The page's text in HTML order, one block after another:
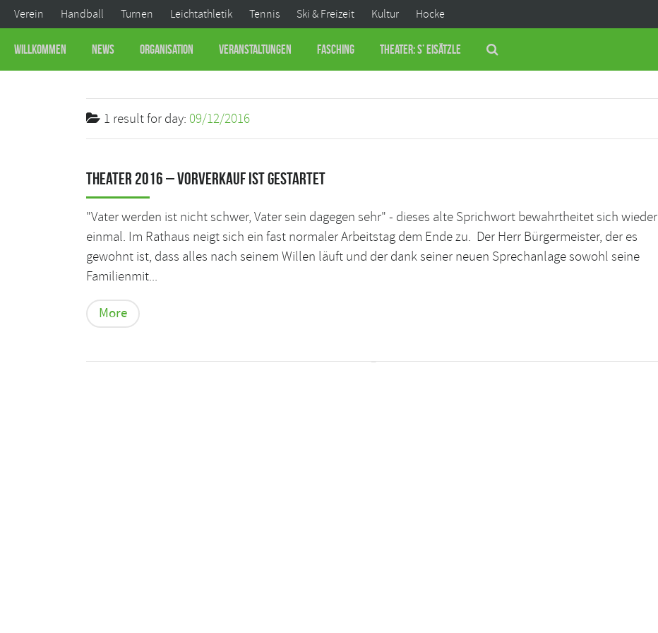
Verein Handball Turnen Leichtathletik Tennis Ski & Freizeit Kultur Hocke
Willkommen News Organisation Veranstaltungen Fasching Theater: S’ Eisätzle
1 result for day: 09/12/2016
Theater 2016 – Vorverkauf ist gestartet
"Vater werden ist nicht schwer, Vater sein dagegen sehr" - dieses alte Sprichwort bewahrtheitet sich wieder
einmal. Im Rathaus neigt sich ein fast normaler Arbeitstag dem Ende zu. Der Herr Bürgermeister, der es
gewohnt ist, dass alles nach seinem Willen läuft und der dank seiner neuen Sprechanlage sowohl seine
Familienmit...
More